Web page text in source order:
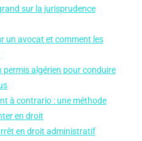
sur la jurisprudence
un avocat et comment les
permis algérien pour conduire
à contrario : une méthode
en droit
en droit administratif